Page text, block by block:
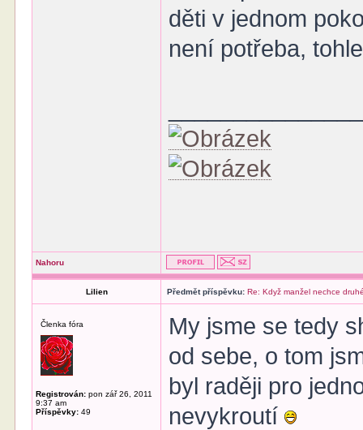
děti v jednom
není potřeba,
Nahoru
Lilien Předmět příspěvku: Re: Když manžel nechce
Členka fóra
Registrován: pon zář 26, 2011
9:37 am
Příspěvky: 49
My jsme se tedy
od sebe, o tom
byl raději pro
nevykroutí